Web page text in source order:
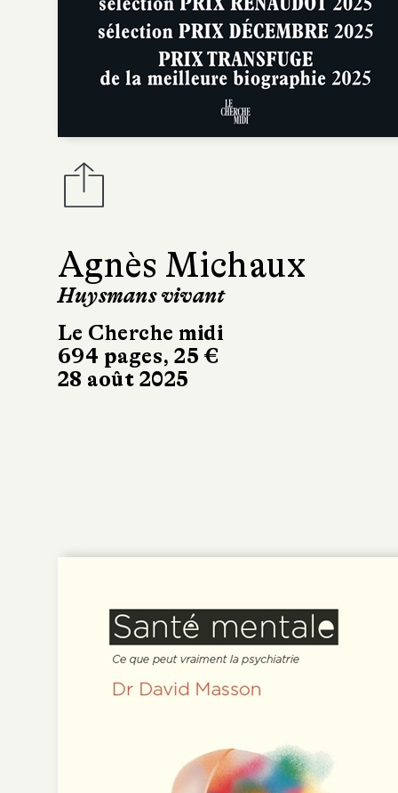
Agnès Michaux
Huysmans vivant
Le Cherche midi
694 pages, 25 €
28 août 2025